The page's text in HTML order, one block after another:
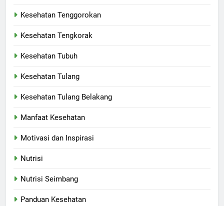
Kesehatan Tenggorokan
Kesehatan Tengkorak
Kesehatan Tubuh
Kesehatan Tulang
Kesehatan Tulang Belakang
Manfaat Kesehatan
Motivasi dan Inspirasi
Nutrisi
Nutrisi Seimbang
Panduan Kesehatan